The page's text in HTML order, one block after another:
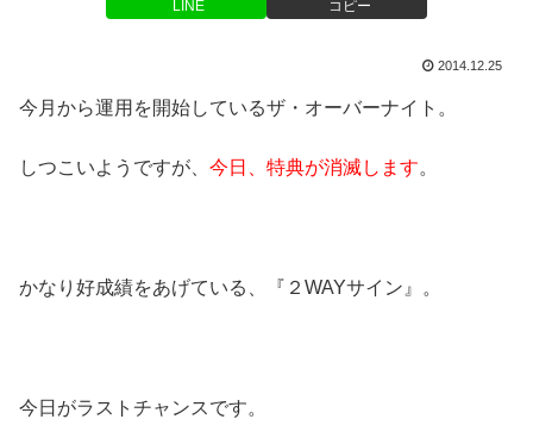
LINE コピー
2014.12.25
今月から運用を開始しているザ・オーバーナイト。
しつこいようですが、 今日、特典が消滅します。
かなり好成績をあげている、『２WAYサイン』。
今日がラストチャンスです。